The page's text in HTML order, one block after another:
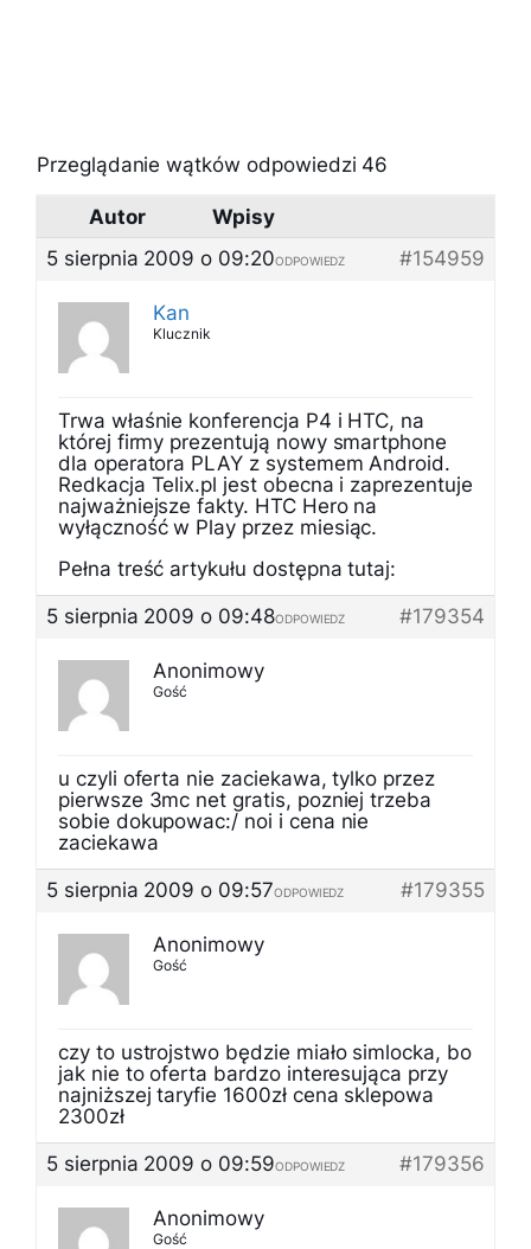
Przeglądanie wątków odpowiedzi 46
Autor
Wpisy
5 sierpnia 2009 o 09:20
#154959
ODPOWIEDZ
Kan
Klucznik
Trwa właśnie konferencja P4 i HTC, na
której firmy prezentują nowy smartphone
dla operatora PLAY z systemem Android.
Redkacja Telix.pl jest obecna i zaprezentuje
najważniejsze fakty. HTC Hero na
wyłączność w Play przez miesiąc.
Pełna treść artykułu dostępna tutaj:
5 sierpnia 2009 o 09:48
#179354
ODPOWIEDZ
Anonimowy
Gość
u czyli oferta nie zaciekawa, tylko przez
pierwsze 3mc net gratis, pozniej trzeba
sobie dokupowac:/ noi i cena nie
zaciekawa
5 sierpnia 2009 o 09:57
#179355
ODPOWIEDZ
Anonimowy
Gość
czy to ustrojstwo będzie miało simlocka, bo
jak nie to oferta bardzo interesująca przy
najniższej taryfie 1600zł cena sklepowa
2300zł
5 sierpnia 2009 o 09:59
#179356
ODPOWIEDZ
Anonimowy
Gość